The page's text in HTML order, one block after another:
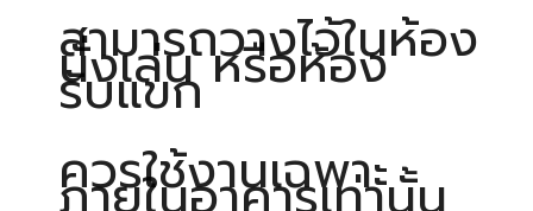
สามารถวางไว้ในห้อง
นั่งเล่น หรือห้อง
รับแขก
ควรใช้งานเฉพาะ